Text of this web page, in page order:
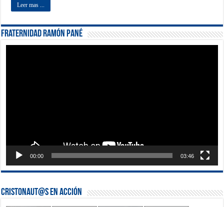
Leer mas ...
Fraternidad Ramón Pané
00:00 03:46
Cristonaut@s en Acción